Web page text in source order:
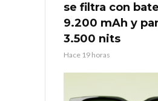
se filtra con
9.200 mAh y
3.500 nits
Hace 19 horas